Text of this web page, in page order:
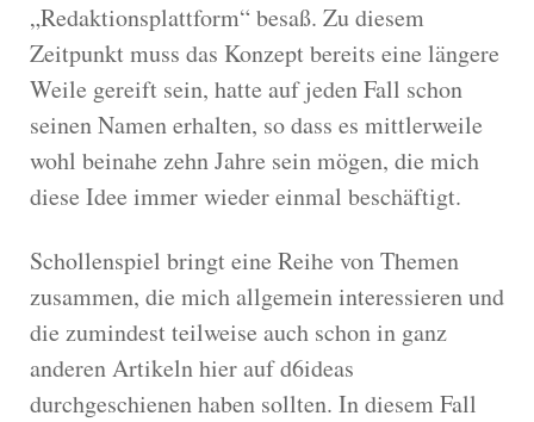
„Redaktionsplattform“ besaß. Zu diesem
Zeitpunkt muss das Konzept bereits eine längere
Weile gereift sein, hatte auf jeden Fall schon
seinen Namen erhalten, so dass es mittlerweile
wohl beinahe zehn Jahre sein mögen, die mich
diese Idee immer wieder einmal beschäftigt.
Schollenspiel bringt eine Reihe von Themen
zusammen, die mich allgemein interessieren und
die zumindest teilweise auch schon in ganz
anderen Artikeln hier auf d6ideas
durchgeschienen haben sollten. In diesem Fall